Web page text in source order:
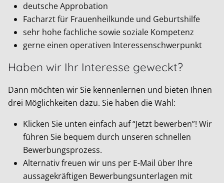
deutsche Approbation
Facharzt für Frauenheilkunde und Geburtshilfe
sehr hohe fachliche sowie soziale Kompetenz
gerne einen operativen Interessenschwerpunkt
Haben wir Ihr Interesse geweckt?
Dann möchten wir Sie kennenlernen und bieten Ihnen
drei Möglichkeiten dazu. Sie haben die Wahl:
Klicken Sie unten einfach auf “Jetzt bewerben”! Wir
führen Sie bequem durch unseren schnellen
Bewerbungsprozess.
Alternativ freuen wir uns per E-Mail über Ihre
aussagekräftigen Bewerbungsunterlagen mit